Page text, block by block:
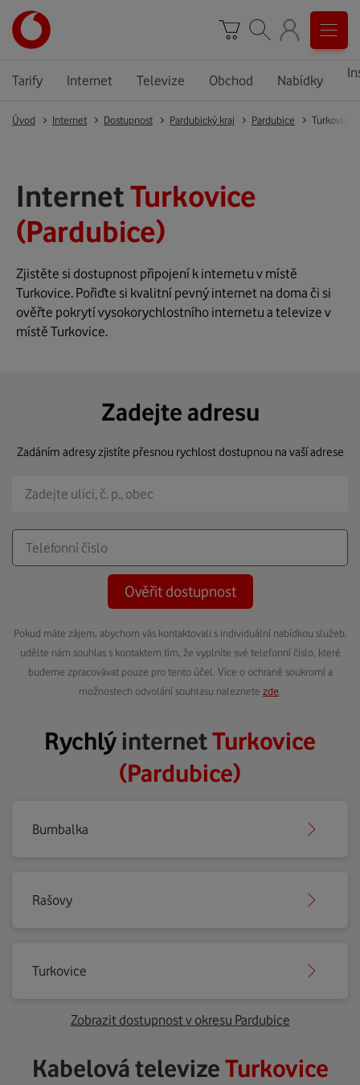
Tarify Internet Televize Obchod Nabídky
Úvod Internet Dostupnost Pardubický kraj Pardubice Turkovice
InternetTurkovice
(Pardubice)
Zjistěte si dostupnost připojení k internetu v místě
Turkovice. Pořiďte si kvalitní pevný internet na doma či si
ověřte pokrytí vysokorychlostního internetu a televize v
místě Turkovice.
Zadejte adresu
Zadáním adresy zjistíte přesnou rychlost dostupnou na vaší adrese
Ověřit dostupnost
Pokud máte zájem, abychom vás kontaktovali s individuální nabídkou služeb,
udělte nám souhlas s kontaktem tím, že vyplníte své telefonní číslo, které
budeme zpracovávat pouze pro tento účel. Více o ochraně soukromí a
možnostech odvolání souhlasu naleznete zde
RychlýinternetTurkovice
(Pardubice)
Bumbalka
Rašovy
Turkovice
Zobrazit dostupnost v okresu Pardubice
Kabelová televizeTurkovice